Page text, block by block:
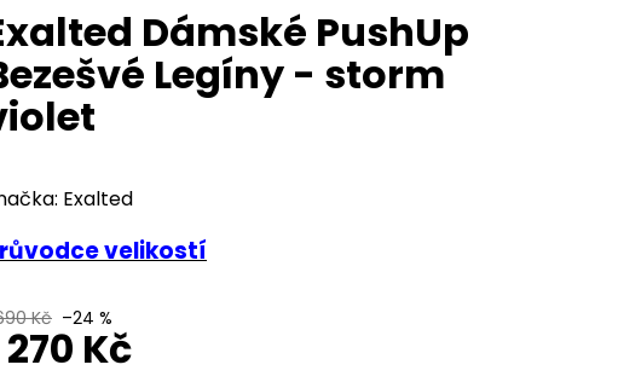
Kč –24 %
270 Kč
velikostí
Dámské PushUp
Legíny - storm
Exalted